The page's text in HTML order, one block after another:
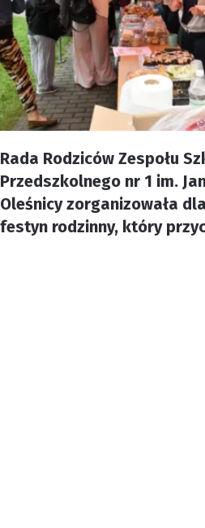
Rada Rodziców Zespołu
Przedszkolnego nr 1 im.
Oleśnicy zorganizowała
festyn rodzinny, który